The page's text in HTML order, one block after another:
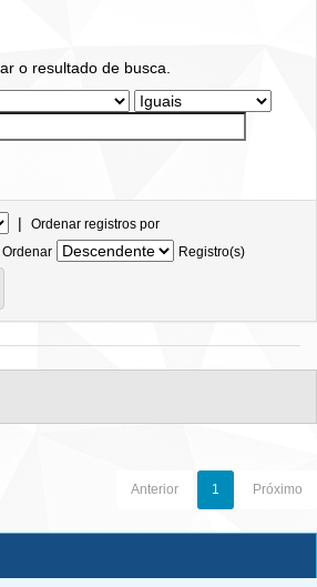
o resultado de busca.
| Ordenar registros por
Ordenar
Registro(s)
Anterior 1 Próximo